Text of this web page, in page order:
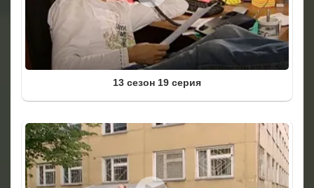
13 сезон 19 серия